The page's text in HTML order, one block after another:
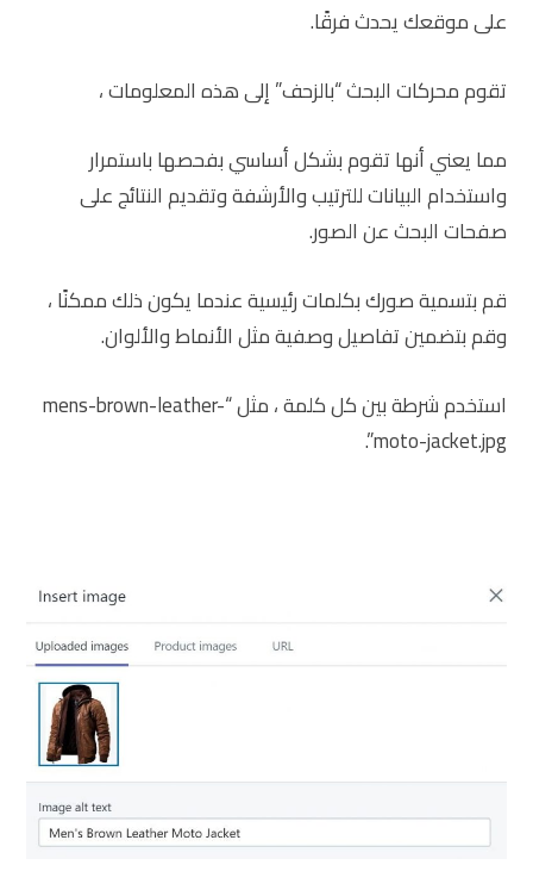
على موقعك يحدث فرقًا.
تقوم محركات البحث “بالزحف” إلى هذه المعلومات ،
مما يعني أنها تقوم بشكل أساسي بفحصها باستمرار
واستخدام البيانات للترتيب والأرشفة وتقديم النتائج على
صفحات البحث عن الصور.
قم بتسمية صورك بكلمات رئيسية عندما يكون ذلك ممكنًا ،
وقم بتضمين تفاصيل وصفية مثل الأنماط والألوان.
استخدم شرطة بين كل كلمة ، مثل “mens-brown-leather-
moto-jacket.jpg”.